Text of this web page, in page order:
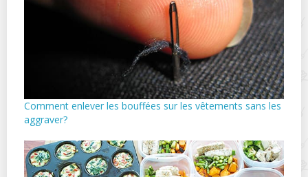
Comment enlever les bouffées sur les vêtements sans les
aggraver?